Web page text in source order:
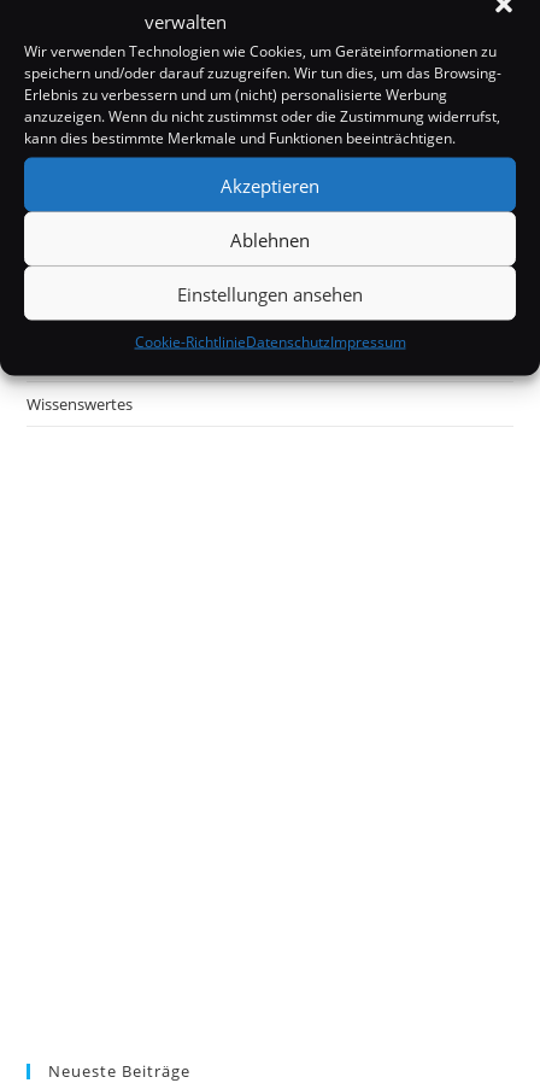
verwalten
Wir verwenden Technologien wie Cookies, um Geräteinformationen zu
speichern und/oder darauf zuzugreifen. Wir tun dies, um das Browsing-
Erlebnis zu verbessern und um (nicht) personalisierte Werbung
anzuzeigen. Wenn du nicht zustimmst oder die Zustimmung widerrufst,
kann dies bestimmte Merkmale und Funktionen beeinträchtigen.
Akzeptieren
Ablehnen
Einstellungen ansehen
Cookie-RichtlinieDatenschutzImpressum
Internet
Kurioses
Mystery
Tecknik
Unterhaltung
Wissenswertes
Neueste Beiträge